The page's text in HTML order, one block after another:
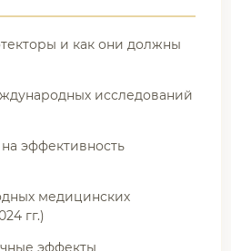
и как они должны
исследований
эффективность
медицинских
гг.)
эффекты